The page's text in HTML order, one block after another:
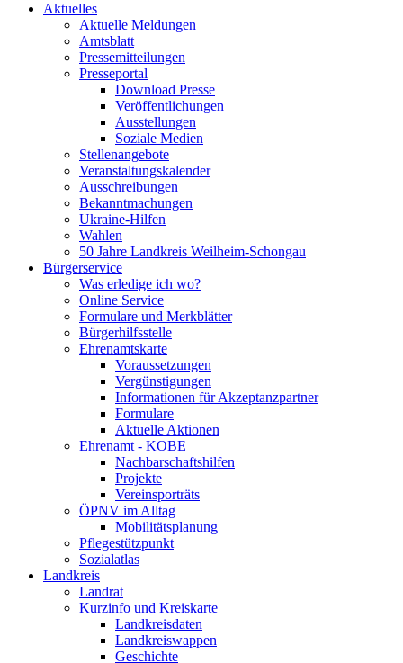
Aktuelles
Aktuelle Meldungen
Amtsblatt
Pressemitteilungen
Presseportal
Download Presse
Veröffentlichungen
Ausstellungen
Soziale Medien
Stellenangebote
Veranstaltungskalender
Ausschreibungen
Bekanntmachungen
Ukraine-Hilfen
Wahlen
50 Jahre Landkreis Weilheim-Schongau
Bürgerservice
Was erledige ich wo?
Online Service
Formulare und Merkblätter
Bürgerhilfsstelle
Ehrenamtskarte
Voraussetzungen
Vergünstigungen
Informationen für Akzeptanzpartner
Formulare
Aktuelle Aktionen
Ehrenamt - KOBE
Nachbarschaftshilfen
Projekte
Vereinsporträts
ÖPNV im Alltag
Mobilitätsplanung
Pflegestützpunkt
Sozialatlas
Landkreis
Landrat
Kurzinfo und Kreiskarte
Landkreisdaten
Landkreiswappen
Geschichte